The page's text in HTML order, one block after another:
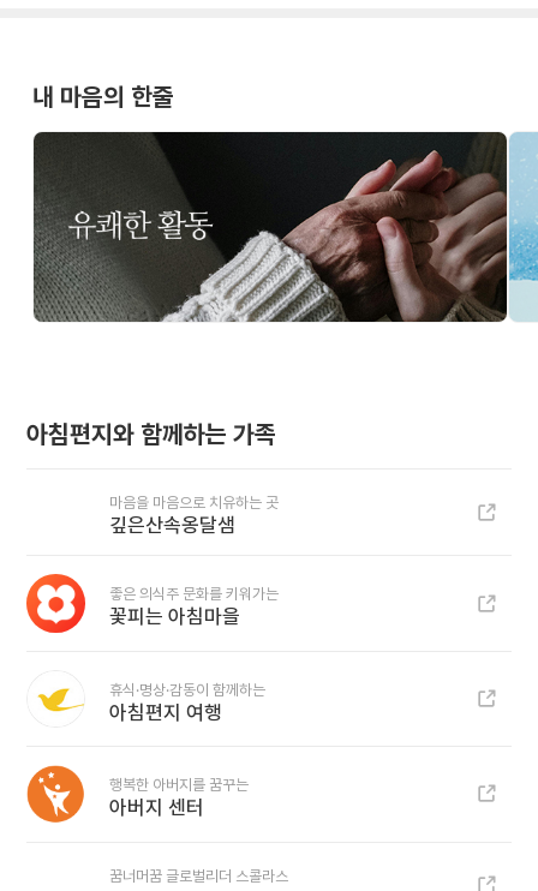
내 마음의 한줄
아침편지와 함께하는 가족
마음을 마음으로 치유하는 곳
깊은산속옹달샘
좋은 의식주 문화를 키워가는
꽃피는 아침마을
휴식·명상·감동이 함께하는
아침편지 여행
행복한 아버지를 꿈꾸는
아버지 센터
꿈너머꿈 글로벌리더 스콜라스